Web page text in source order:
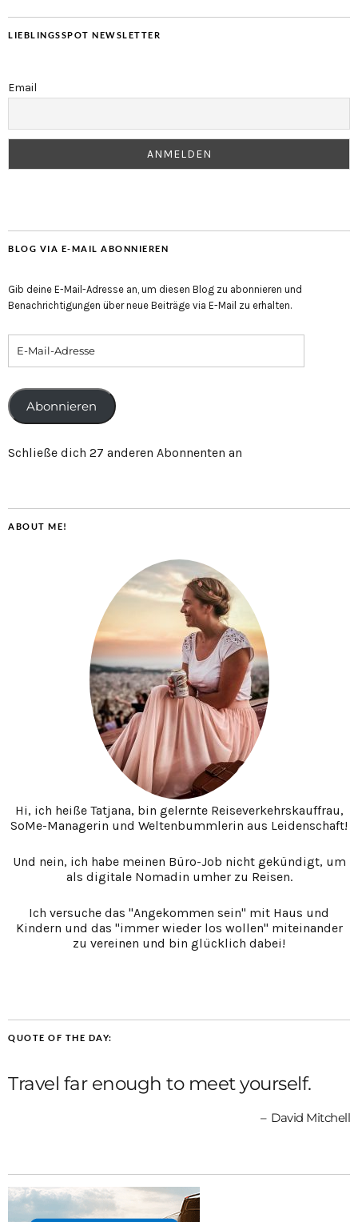
LIEBLINGSSPOT NEWSLETTER
Email
BLOG VIA E-MAIL ABONNIEREN
Gib deine E-Mail-Adresse an, um diesen Blog zu abonnieren und
Benachrichtigungen über neue Beiträge via E-Mail zu erhalten.
Abonnieren
Schließe dich 27 anderen Abonnenten an
ABOUT ME!
Hi, ich heiße Tatjana, bin gelernte Reiseverkehrskauffrau,
SoMe-Managerin und Weltenbummlerin aus Leidenschaft!
Und nein, ich habe meinen Büro-Job nicht gekündigt, um
als digitale Nomadin umher zu Reisen.
Ich versuche das "Angekommen sein" mit Haus und
Kindern und das "immer wieder los wollen" miteinander
zu vereinen und bin glücklich dabei!
QUOTE OF THE DAY:
Travel far enough to meet yourself.
David Mitchell